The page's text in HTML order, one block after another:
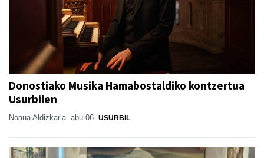
Donostiako Musika Hamabostaldiko kontzertua
Usurbilen
Noaua Aldizkaria abu 06 USURBIL